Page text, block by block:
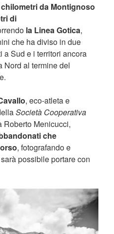
da Montignoso
di
la Linea Gotica,
che ha diviso in due
a Sud e i territori ancora
Nord al termine del
, eco-atleta e
Società Cooperativa
Roberto Menicucci,
che
, fotografando e
possibile portare con